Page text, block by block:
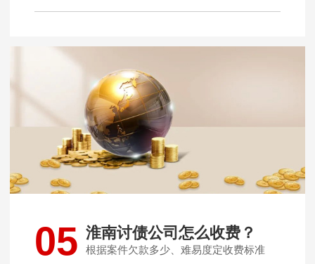
05 淮南讨债公司怎么收费？
根据案件欠款多少、难易度定收费标准